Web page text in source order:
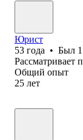
Юрист
53 года • Был
Рассматривает
Общий опыт
25 лет